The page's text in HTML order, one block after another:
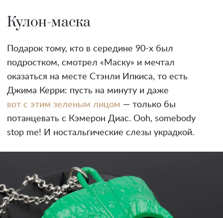
Кулон-маска
Подарок тому, кто в середине 90-х был
подростком, смотрел «Маску» и мечтал
оказаться на месте Стэнли Ипкиса, то есть
Джима Керри: пусть на минуту и даже
вот с этим зеленым лицом — только бы
потанцевать с Кэмерон Диас. Ooh, somebody
stop me! И ностальгические слезы украдкой.